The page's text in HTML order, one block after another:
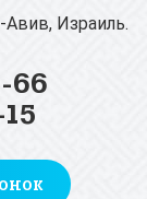
66
Авив, Израиль.